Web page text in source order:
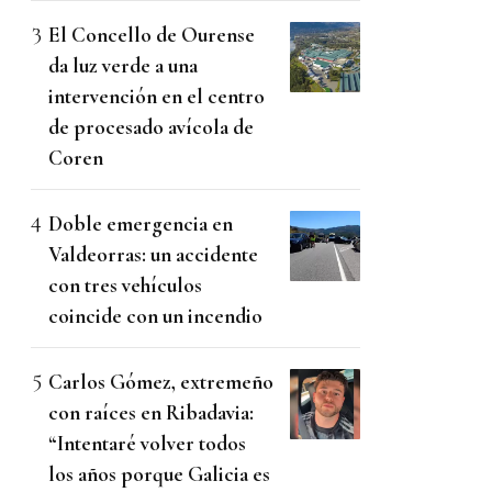
El Concello de Ourense
da luz verde a una
intervención en el centro
de procesado avícola de
Coren
Doble emergencia en
Valdeorras: un accidente
con tres vehículos
coincide con un incendio
Carlos Gómez, extremeño
con raíces en Ribadavia:
“Intentaré volver todos
los años porque Galicia es